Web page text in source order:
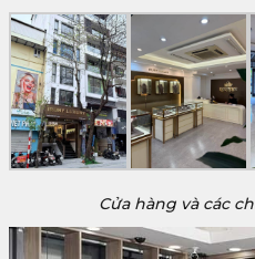
Cửa hàng và các